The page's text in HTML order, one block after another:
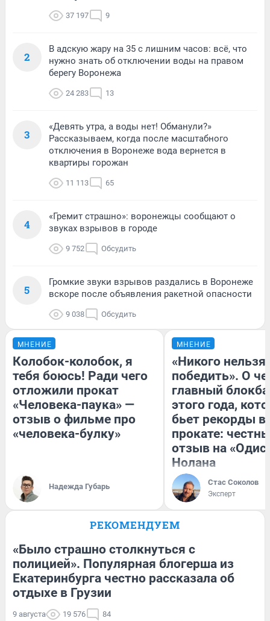
37 197 9
2
В адскую жару на 35 с лишним часов: всё, что
нужно знать об отключении воды на правом
берегу Воронежа
24 283 13
3
«Девять утра, а воды нет! Обманули?»
Рассказываем, когда после масштабного
отключения в Воронеже вода вернется в
квартиры горожан
11 113 65
4
«Гремит страшно»: воронежцы сообщают о
звуках взрывов в городе
9 752 Обсудить
5
Громкие звуки взрывов раздались в Воронеже
вскоре после объявления ракетной опасности
9 038 Обсудить
МНЕНИЕ
Колобок-колобок, я
тебя боюсь! Ради чего
отложили прокат
«Человека-паука» —
отзыв о фильме про
«человека-булку»
Надежда Губарь
МНЕНИЕ
«Никого нельзя
победить». О
главный
этого года,
бьет рекорды в
прокате:
отзыв на
Нолана
Стас Соколов
Эксперт
РЕКОМЕНДУЕМ
«Было страшно столкнуться с
полицией». Популярная блогерша из
Екатеринбурга честно рассказала об
отдыхе в Грузии
9 августа 19 576 84